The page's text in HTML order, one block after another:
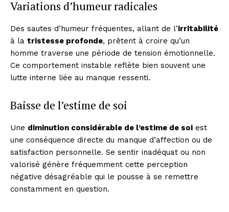
Variations d’humeur radicales
Des sautes d’humeur fréquentes, allant de l’irritabilité
à la tristesse profonde, prêtent à croire qu’un
homme traverse une période de tension émotionnelle.
Ce comportement instable reflète bien souvent une
lutte interne liée au manque ressenti.
Baisse de l’estime de soi
Une diminution considérable de l’estime de soi est
une conséquence directe du manque d’affection ou de
satisfaction personnelle. Se sentir inadéquat ou non
valorisé génère fréquemment cette perception
négative désagréable qui le pousse à se remettre
constamment en question.